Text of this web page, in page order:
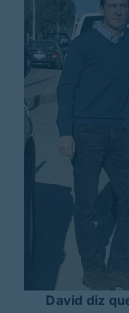
David diz